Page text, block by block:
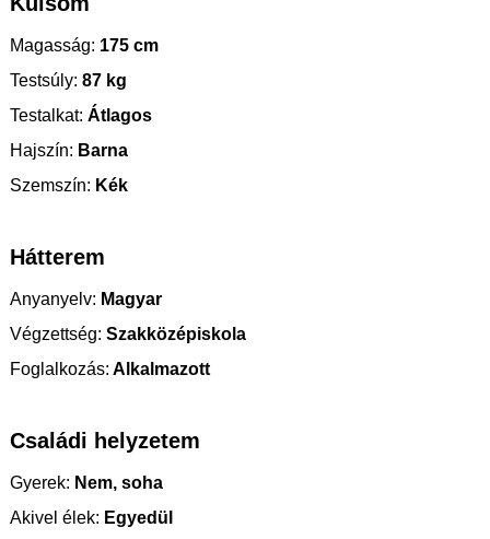
Magasság: 175 cm
Testsúly: 87 kg
Testalkat: Átlagos
Hajszín: Barna
Szemszín: Kék
Hátterem
Anyanyelv: Magyar
Végzettség: Szakközépiskola
Foglalkozás: Alkalmazott
Családi helyzetem
Gyerek: Nem, soha
Akivel élek: Egyedül